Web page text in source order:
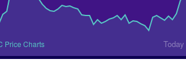
Price Charts Today